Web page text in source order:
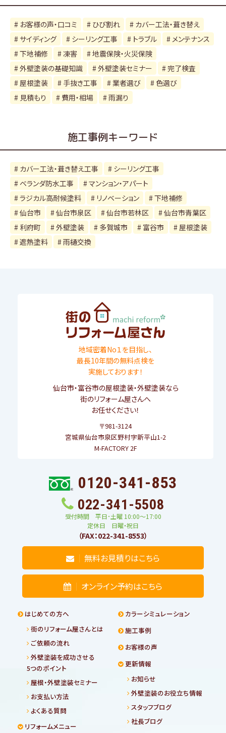
お客様の声・口コミ ひび割れ
カバー工法・葺き替え
サイディング
シーリング工事 トラブル
メンテナンス
下地補修
凍害
地震保険・火災保険
外壁塗装の基礎知識
外壁塗装セミナー
完了検査
屋根塗装
手抜き工事 業者選び
色選び
見積もり
費用・相場 雨漏り
施工事例キーワード
カバー工法・葺き替え工事
シーリング工事
ベランダ防水工事
マンション・アパート
ラジカル高耐候塗料
リノベーション
下地補修
仙台市
仙台市泉区 仙台市若林区
仙台市青葉区
利府町
外壁塗装 多賀城市 富谷市
屋根塗装
遮熱塗料
雨樋交換
地域密着No１を目指し、
最長10年間の無料点検を
実施しております！
仙台市・富谷市の屋根塗装・外壁塗装なら
街のリフォーム屋さんへ
お任せください！
〒981-3124
宮城県仙台市泉区野村字新平山1-2
M-FACTORY 2F
0120-341-853
022-341-5508
受付時間 平日･土曜 10:00〜17:00
定休日 日曜・祝日
（FAX：022-341-8553）
無料お見積りはこちら
オンライン予約はこちら
はじめての方へ
街のリフォーム屋さんとは
ご依頼の流れ
外壁塗装を成功させる
5つのポイント
屋根・外壁塗装セミナー
お支払い方法
よくある質問
リフォームメニュー
カラーシミュレーション
施工事例
お客様の声
更新情報
お知らせ
外壁塗装のお役立ち情報
スタッフブログ
社長ブログ